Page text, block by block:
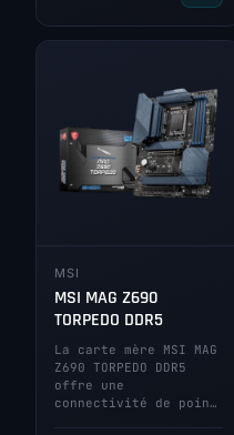
MSI
MSI MAG Z690
TORPEDO DDR5
La carte mère MSI MAG
Z690 TORPEDO DDR5
offre une
connectivité de poin…